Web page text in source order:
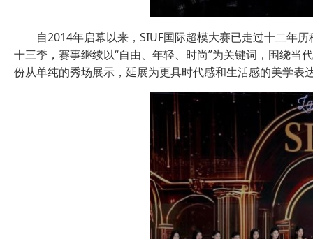
自2014年启幕以来，SIUF国际超模大赛已走过十二年
十三季，赛事继续以“自由、年轻、时尚”为关键词，围绕当
份从单纯的秀场展示，延展为更具时代感和生活感的美学表